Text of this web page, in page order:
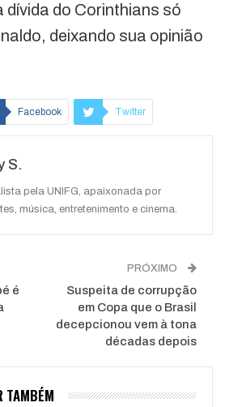
dívida do Corinthians só
deixando sua opinião
Facebook Twitter
S.
pela UNIFG, apaixonada por
música, entretenimento e cinema.
é
PRÓXIMO
Suspeita de corrupção
em Copa que o Brasil
decepcionou vem à tona
décadas depois
TAMBÉM